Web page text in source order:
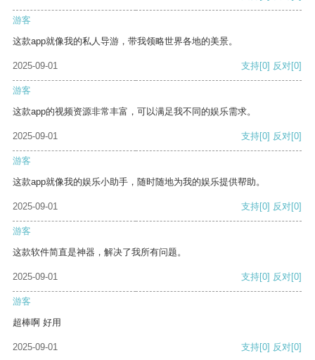
游客
这款app就像我的私人导游，带我领略世界各地的美景。
2025-09-01 支持[0] 反对[0]
游客
这款app的视频资源非常丰富，可以满足我不同的娱乐需求。
2025-09-01 支持[0] 反对[0]
游客
这款app就像我的娱乐小助手，随时随地为我的娱乐提供帮助。
2025-09-01 支持[0] 反对[0]
游客
这款软件简直是神器，解决了我所有问题。
2025-09-01 支持[0] 反对[0]
游客
超棒啊 好用
2025-09-01 支持[0] 反对[0]